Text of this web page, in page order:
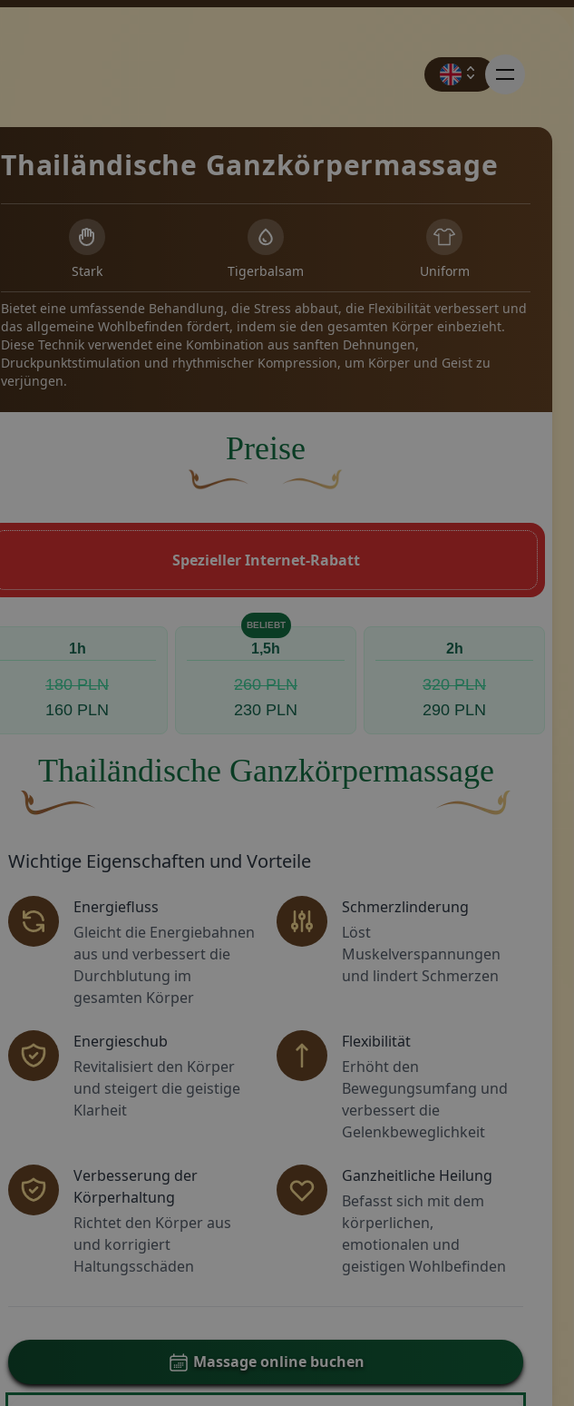
Buchung
Werbeaktionen
Galerie
Online-Geschäft
Gutscheine
Reservieren, Kontakt aufnehmen
Thailändische Ganzkörpermassage
Stark Tigerbalsam Uniform
Bietet eine umfassende Behandlung, die Stress abbaut, die Flexibilität verbessert und
das allgemeine Wohlbefinden fördert, indem sie den gesamten Körper einbezieht.
Diese Technik verwendet eine Kombination aus sanften Dehnungen,
Druckpunktstimulation und rhythmischer Kompression, um Körper und Geist zu
verjüngen.
Preise
Spezieller Internet-Rabatt
1h
180 PLN
160 PLN
BELIEBT
1,5h
260 PLN
230 PLN
2h
320 PLN
290 PLN
Thailändische Ganzkörpermassage
Wichtige Eigenschaften und Vorteile
Energiefluss
Gleicht die Energiebahnen
aus und verbessert die
Durchblutung im
gesamten Körper
Schmerzlinderung
Löst
Muskelverspannungen
und lindert Schmerzen
Energieschub
Revitalisiert den Körper
und steigert die geistige
Klarheit
Flexibilität
Erhöht den
Bewegungsumfang und
verbessert die
Gelenkbeweglichkeit
Verbesserung der
Körperhaltung
Richtet den Körper aus
und korrigiert
Haltungsschäden
Ganzheitliche Heilung
Befasst sich mit dem
körperlichen,
emotionalen und
geistigen Wohlbefinden
Massage online buchen